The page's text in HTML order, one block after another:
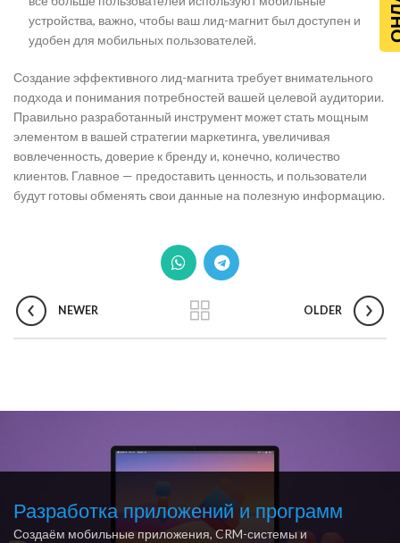
устройства, важно, чтобы ваш лид-магнит был доступен и
удобен для мобильных пользователей.
Создание эффективного лид-магнита требует внимательного
подхода и понимания потребностей вашей целевой аудитории.
Правильно разработанный инструмент может стать мощным
элементом в вашей стратегии маркетинга, увеличивая
вовлеченность, доверие к бренду и, конечно, количество
клиентов. Главное — предоставить ценность, и пользователи
будут готовы обменять свои данные на полезную информацию.
NEWER OLDER
Разработка приложений и программ
Создаём мобильные приложения, CRM-системы и